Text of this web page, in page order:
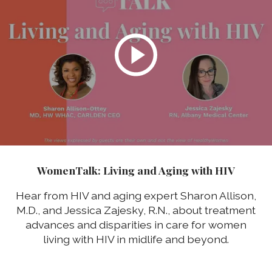
WomenTalk: Living and Aging with HIV
Hear from HIV and aging expert Sharon Allison,
M.D., and Jessica Zajesky, R.N., about treatment
advances and disparities in care for women
living with HIV in midlife and beyond.